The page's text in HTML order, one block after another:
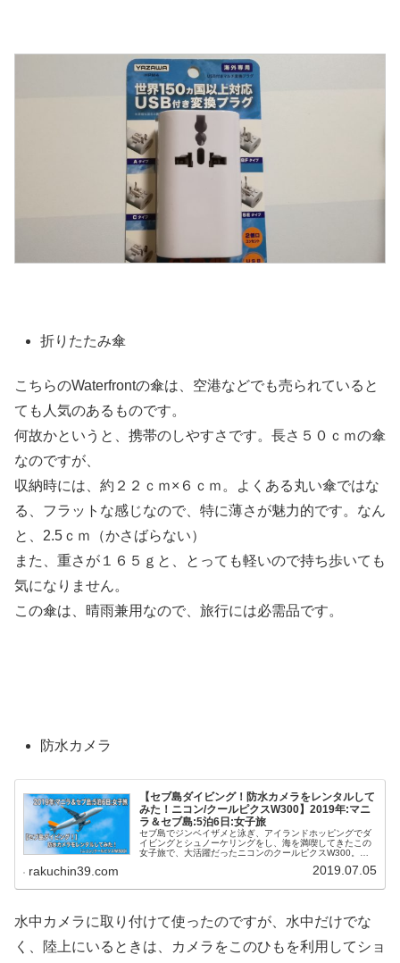
折りたたみ傘
こちらのWaterfrontの傘は、空港などでも売られていると
ても人気のあるものです。
何故かというと、携帯のしやすさです。長さ５０ｃｍの傘
なのですが、
収納時には、約２２ｃｍ×６ｃｍ。よくある丸い傘ではな
る、フラットな感じなので、特に薄さが魅力的です。なん
と、2.5ｃｍ（かさばらない）
また、重さが１６５ｇと、とっても軽いので持ち歩いても
気になりません。
この傘は、晴雨兼用なので、旅行には必需品です。
防水カメラ
【セブ島ダイビング！防水カメラをレンタルして
みた！ニコン/クールピクスW300】2019年:マニ
ラ＆セブ島:5泊6日:女子旅
セブ島でジンベイザメと泳ぎ、アイランドホッピングでダ
イビングとシュノーケリングをし、海を満喫してきたこの
女子旅で、大活躍だったニコンのクールピクスW300。今
ました。貴重な動画＆写真が撮れて大満足です。実際に撮
rakuchin39.com 2019.07.05
水中カメラに取り付けて使ったのですが、水中だけでな
く、陸上にいるときは、カメラをこのひもを利用してショ